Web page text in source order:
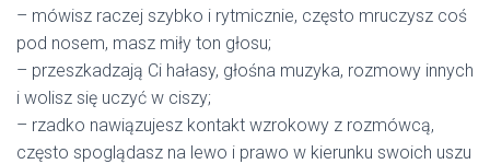
– mówisz raczej szybko i rytmicznie, często mruczysz coś
pod nosem, masz miły ton głosu;
– przeszkadzają Ci hałasy, głośna muzyka, rozmowy innych
i wolisz się uczyć w ciszy;
– rzadko nawiązujesz kontakt wzrokowy z rozmówcą,
często spoglądasz na lewo i prawo w kierunku swoich uszu